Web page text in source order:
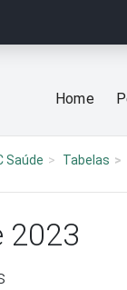
Home
Saúde Tabelas
2023